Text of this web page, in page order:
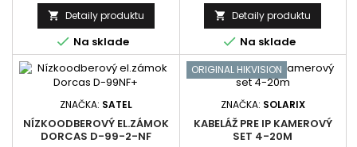
 Detaily produktu
 Na sklade
 Detaily produktu
 Na sklade
ZNAČKA: SATEL
NÍZKOODBEROVÝ EL.ZÁMOK
DORCAS D-99-2-NF
ORIGINAL HIKVISION
ZNAČKA: SOLARIX
KABELÁŽ PRE IP KAMEROVÝ
SET 4-20M